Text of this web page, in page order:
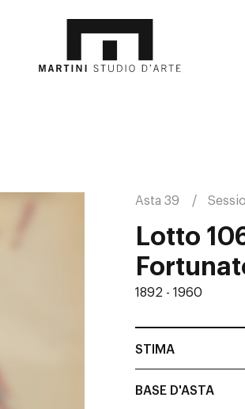
Asta 39
Lotto
1892 - 1960
STIMA
BASE D'ASTA